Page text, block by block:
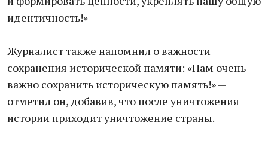
идентичность!»
Журналист также напомнил о важности
сохранения исторической памяти: «Нам очень
важно сохранить историческую память!» —
отметил он, добавив, что после уничтожения
истории приходит уничтожение страны.